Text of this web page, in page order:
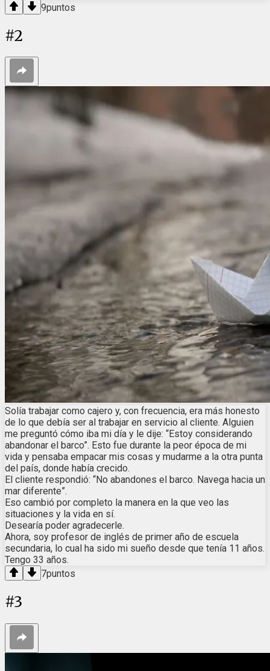
9puntos
#2
Solía trabajar como cajero y, con frecuencia, era más honesto
de lo que debía ser al trabajar en servicio al cliente. Alguien
me preguntó cómo iba mi día y le dije: “Estoy considerando
abandonar el barco”. Esto fue durante la peor época de mi
vida y pensaba empacar mis cosas y mudarme a la otra punta
del país, donde había crecido.
El cliente respondió: “No abandones el barco. Navega hacia un
mar diferente”.
Eso cambió por completo la manera en la que veo las
situaciones y la vida en sí.
Desearía poder agradecerle.
Ahora, soy profesor de inglés de primer año de escuela
secundaria, lo cual ha sido mi sueño desde que tenía 11 años.
Tengo 33 años.
7puntos
#3